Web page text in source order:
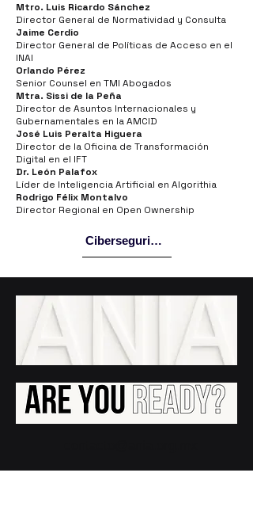
Mtro. Luis Ricardo Sánchez
Director General de Normatividad y Consulta
Jaime Cerdio
Director General de Políticas de Acceso en el
INAI
Orlando Pérez
Senior Counsel en TMI Abogados
Mtra. Sissi de la Peña
Director de Asuntos Internacionales y
Gubernamentales en la AMCID
José Luis Peralta Higuera
Director de la Oficina de Transformación
Digital en el IFT
Dr. León Palafox
Líder de Inteligencia Artificial en Algorithia
Rodrigo Félix Montalvo
Director Regional en Open Ownership
Ciberseguridad